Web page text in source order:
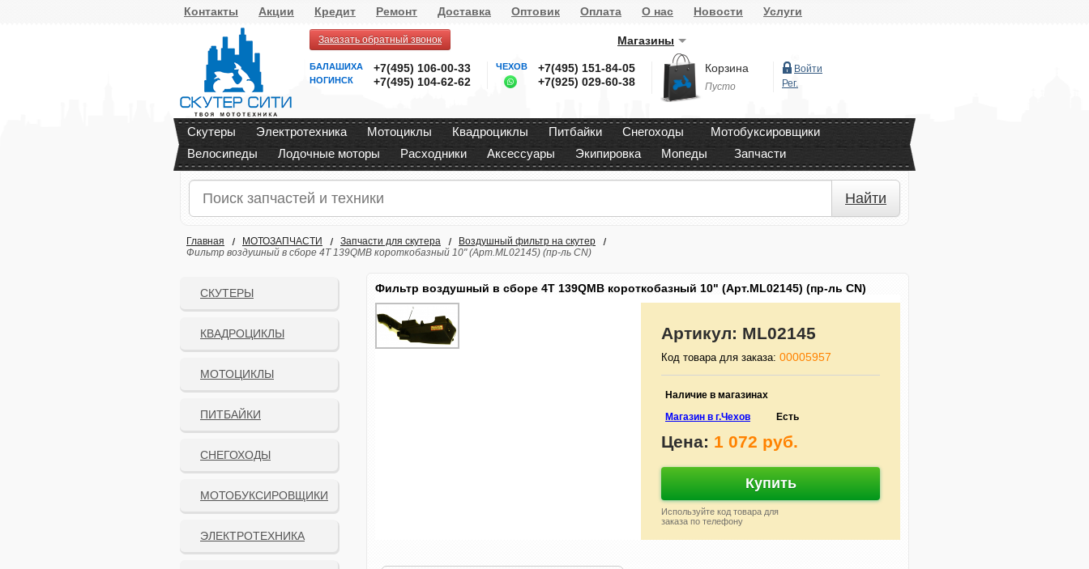
Контакты Акции Кредит Ремонт Доставка Оптовик Оплата О нас Новости Услуги
Заказать обратный звонок Магазины
БАЛАШИХА +7(495) 106-00-33
НОГИНСК +7(495) 104-62-62
ЧЕХОВ
+7(495) 151-84-05
+7(925) 029-60-38
Корзина
Пусто
Войти
Рег.
Скутеры Электротехника Мотоциклы Квадроциклы Питбайки Снегоходы
Мотобуксировщики
Велосипеды
Лодочные моторы Расходники Аксессуары Экипировка Мопеды Запчасти
Найти
Главная МОТОЗАПЧАСТИ Запчасти для скутера
Воздушный фильтр на скутер
Фильтр воздушный в сборе 4T 139QMB короткобазный 10" (Арт.ML02145) (пр-ль CN)
СКУТЕРЫ
КВАДРОЦИКЛЫ
МОТОЦИКЛЫ
ПИТБАЙКИ
СНЕГОХОДЫ
МОТОБУКСИРОВЩИКИ
ЭЛЕКТРОТЕХНИКА
Фильтр воздушный в сборе 4T 139QMB короткобазный 10" (Арт.ML02145) (пр-ль CN)
Артикул: ML02145
Код товара для заказа: 00005957
Наличие в магазинах
Магазин в г.Чехов
Есть
Цена: 1 072 руб.
Купить
Используйте код товара для
заказа по телефону